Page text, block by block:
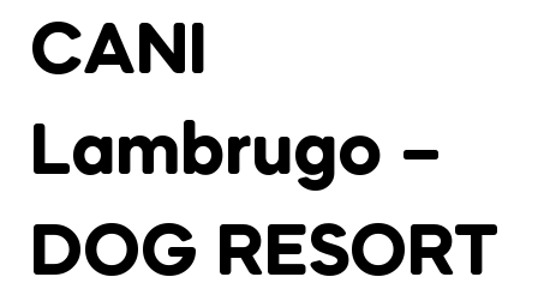
CANI
Lambrugo –
DOG RESORT